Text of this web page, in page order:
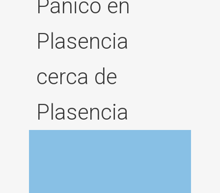
Pánico en
Plasencia
cerca de
Plasencia